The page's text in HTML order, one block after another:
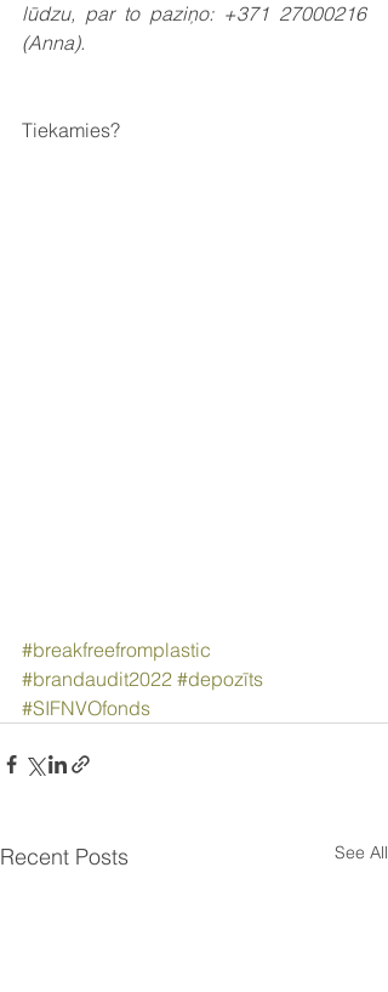
lūdzu, par to paziņo: +371 27000216
(Anna).
Tiekamies?
#breakfreefromplastic
#brandaudit2022 #depozīts
#SIFNVOfonds
Recent Posts See All